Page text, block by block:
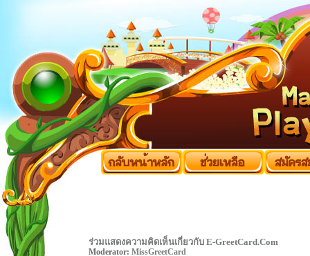
ร่วมแสดงความคิดเห็นเกี่ยวกับ E-GreetCard.Com
Moderator:MissGreetCard